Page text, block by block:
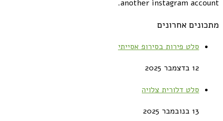
another instagram account.
מתכונים אחרונים
סלט פירות בסירופ אסייתי
12 בדצמבר 2025
סלט דלורית צלויה
13 בנובמבר 2025